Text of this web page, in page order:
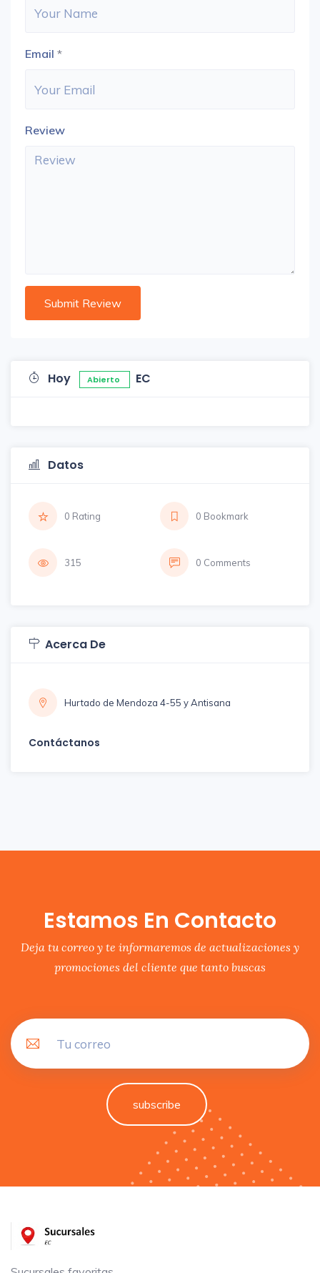
Email *
Review
Hoy Abierto EC
Datos
0 Rating 0 Bookmark
315 0 Comments
Acerca De
Hurtado de Mendoza 4-55 y Antisana
Contáctanos
Estamos En Contacto
Deja tu correo y te informaremos de actualizaciones y
promociones del cliente que tanto buscas
subscribe